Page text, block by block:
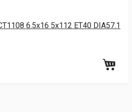
6.5x16 5x112 ET40 DIA57.1